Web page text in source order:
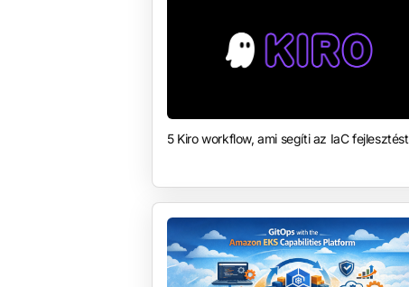
5 Kiro workflow, ami segíti az IaC fejlesztést